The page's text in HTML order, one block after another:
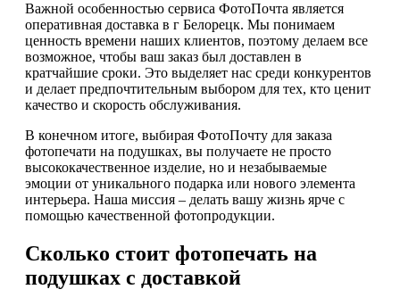
Важной особенностью сервиса ФотоПочта является
оперативная доставка в г Белорецк. Мы понимаем
ценность времени наших клиентов, поэтому делаем все
возможное, чтобы ваш заказ был доставлен в
кратчайшие сроки. Это выделяет нас среди конкурентов
и делает предпочтительным выбором для тех, кто ценит
качество и скорость обслуживания.
В конечном итоге, выбирая ФотоПочту для заказа
фотопечати на подушках, вы получаете не просто
высококачественное изделие, но и незабываемые
эмоции от уникального подарка или нового элемента
интерьера. Наша миссия – делать вашу жизнь ярче с
помощью качественной фотопродукции.
Сколько стоит фотопечать на
подушках с доставкой